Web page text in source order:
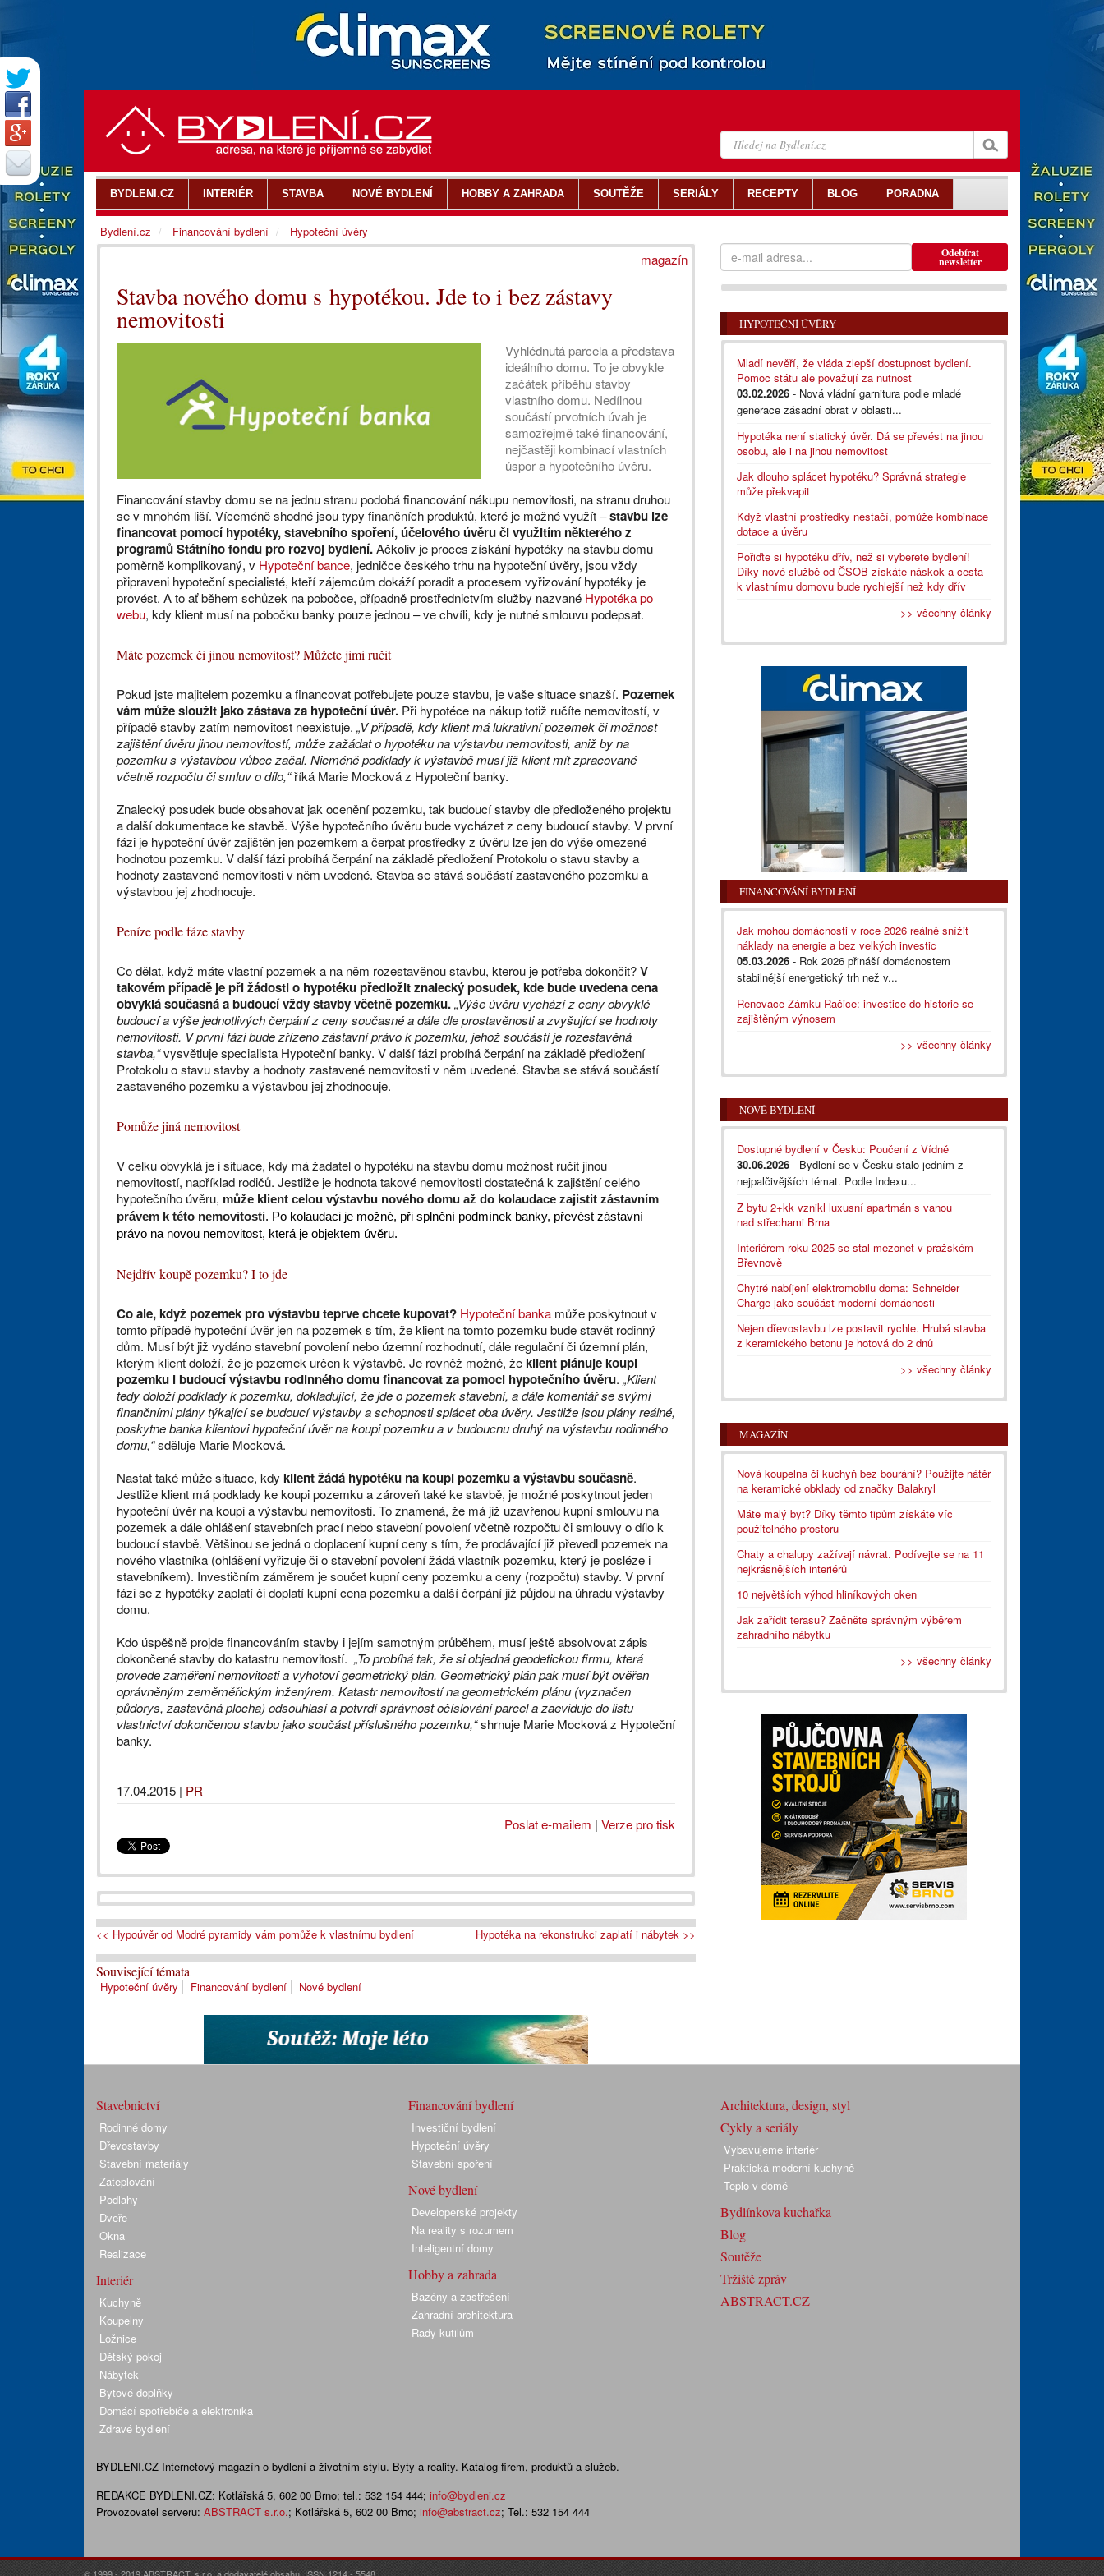
magazín
Stavba nového domu s hypotékou. Jde to i bez zástavy
nemovitosti
Vyhlédnutá parcela a představa
ideálního domu. To je obvykle
začátek příběhu stavby
vlastního domu. Nedílnou
součástí prvotních úvah je
samozřejmě také financování,
nejčastěji kombinací vlastních
úspor a hypotečního úvěru.
Financování stavby domu se na jednu stranu podobá financování nákupu nemovitosti, na stranu druhou
se v mnohém liší. Víceméně shodné jsou typy finančních produktů, které je možné využít –stavbu lze
financovat pomocí hypotéky, stavebního spoření, účelového úvěru či využitím některého z
programů Státního fondu pro rozvoj bydlení.Ačkoliv je proces získání hypotéky na stavbu domu
poměrně komplikovaný, v Hypoteční bance, jedničce českého trhu na hypoteční úvěry, jsou vždy
připraveni hypoteční specialisté, kteří zájemcům dokáží poradit a procesem vyřizování hypotéky je
provést. A to ať během schůzek na pobočce, případně prostřednictvím služby nazvané Hypotéka po
webu, kdy klient musí na pobočku banky pouze jednou – ve chvíli, kdy je nutné smlouvu podepsat.
Máte pozemek či jinou nemovitost? Můžete jimi ručit
Pokud jste majitelem pozemku a financovat potřebujete pouze stavbu, je vaše situace snazší. Pozemek
vám může sloužit jako zástava za hypoteční úvěr. Při hypotéce na nákup totiž ručíte nemovitostí, v
případě stavby zatím nemovitost neexistuje. „V případě, kdy klient má lukrativní pozemek či možnost
zajištění úvěru jinou nemovitostí, může zažádat o hypotéku na výstavbu nemovitosti, aniž by na
pozemku s výstavbou vůbec začal. Nicméně podklady k výstavbě musí již klient mít zpracované
včetně rozpočtu či smluv o dílo,“říká Marie Mocková z Hypoteční banky.
Znalecký posudek bude obsahovat jak ocenění pozemku, tak budoucí stavby dle předloženého projektu
a další dokumentace ke stavbě. Výše hypotečního úvěru bude vycházet z ceny budoucí stavby. V první
fázi je hypoteční úvěr zajištěn jen pozemkem a čerpat prostředky z úvěru lze jen do výše omezené
hodnotou pozemku. V další fázi probíhá čerpání na základě předložení Protokolu o stavu stavby a
hodnoty zastavené nemovitosti v něm uvedené. Stavba se stává součástí zastaveného pozemku a
výstavbou jej zhodnocuje.
Peníze podle fáze stavby
Co dělat, když máte vlastní pozemek a na něm rozestavěnou stavbu, kterou je potřeba dokončit?V
takovém případě je při žádosti o hypotéku předložit znalecký posudek, kde bude uvedena cena
obvyklá současná a budoucí vždy stavby včetně pozemku.„Výše úvěru vychází z ceny obvyklé
budoucí a výše jednotlivých čerpání z ceny současné a dále dle prostavěnosti a zvyšující se hodnoty
nemovitosti. V první fázi bude zřízeno zástavní právo k pozemku, jehož součástí je rozestavěná
stavba,“vysvětluje specialista Hypoteční banky. V další fázi probíhá čerpání na základě předložení
Protokolu o stavu stavby a hodnoty zastavené nemovitosti v něm uvedené. Stavba se stává součástí
zastaveného pozemku a výstavbou jej zhodnocuje.
Pomůže jiná nemovitost
V celku obvyklá je i situace, kdy má žadatel o hypotéku na stavbu domu možnost ručit jinou
nemovitostí, například rodičů. Jestliže je hodnota takové nemovitosti dostatečná k zajištění celého
hypotečního úvěru, může klient celou výstavbu nového domu až do kolaudace zajistit zástavním
právem k této nemovitosti. Po kolaudaci je možné, při splnění podmínek banky, převést zástavní
právo na novou nemovitost, která je objektem úvěru.
Nejdřív koupě pozemku? I to jde
Co ale, když pozemek pro výstavbu teprve chcete kupovat? Hypoteční banka může poskytnout v
tomto případě hypoteční úvěr jen na pozemek s tím, že klient na tomto pozemku bude stavět rodinný
dům. Musí být již vydáno stavební povolení nebo územní rozhodnutí, dále regulační či územní plán,
kterým klient doloží, že je pozemek určen k výstavbě. Je rovněž možné, žeklient plánuje koupi
pozemku i budoucí výstavbu rodinného domu financovat za pomoci hypotečního úvěru. „Klient
tedy doloží podklady k pozemku, dokladující, že jde o pozemek stavební, a dále komentář se svými
finančními plány týkající se budoucí výstavby a schopnosti splácet oba úvěry. Jestliže jsou plány reálné,
poskytne banka klientovi hypoteční úvěr na koupi pozemku a v budoucnu druhý na výstavbu rodinného
domu,“sděluje Marie Mocková.
Nastat také může situace, kdy klient žádá hypotéku na koupi pozemku a výstavbu současně.
Jestliže klient má podklady ke koupi pozemku a zároveň také ke stavbě, je možné poskytnout jeden
hypoteční úvěr na koupi a výstavbu nemovitosti. To znamená, že má již uzavřenou kupní smlouvu na
pozemek a dále ohlášení stavebních prací nebo stavební povolení včetně rozpočtu či smlouvy o dílo k
budoucí stavbě. Většinou se jedná o doplacení kupní ceny s tím, že prodávající již převedl pozemek na
nového vlastníka (ohlášení vyřizuje či o stavební povolení žádá vlastník pozemku, který je posléze i
stavebníkem). Investičním záměrem je součet kupní ceny pozemku a ceny (rozpočtu) stavby. V první
fázi se z hypotéky zaplatí či doplatí kupní cena pozemku a další čerpání již půjdou na úhradu výstavby
domu.
Kdo úspěšně projde financováním stavby i jejím samotným průběhem, musí ještě absolvovat zápis
dokončené stavby do katastru nemovitostí. „To probíhá tak, že si objedná geodetickou firmu, která
provede zaměření nemovitosti a vyhotoví geometrický plán. Geometrický plán pak musí být ověřen
oprávněným zeměměřickým inženýrem. Katastr nemovitostí na geometrickém plánu (vyznačen
půdorys, zastavěná plocha) odsouhlasí a potvrdí správnost očíslování parcel a zaeviduje do listu
vlastnictví dokončenou stavbu jako součást příslušného pozemku,“shrnuje Marie Mocková z Hypoteční
banky.
17.04.2015 | PR
Poslat e-mailem | Verze pro tisk
<< Hypoúvěr od Modré pyramidy vám pomůže k vlastnímu bydlení Hypotéka na rekonstrukci zaplatí i nábytek >>
Související témata
Hypoteční úvěry Financování bydlení Nové bydlení
Odebírat
newsletter
HYPOTEČNÍ ÚVĚRY
Mladí nevěří, že vláda zlepší dostupnost bydlení.
Pomoc státu ale považují za nutnost
03.02.2026 - Nová vládní garnitura podle mladé
generace zásadní obrat v oblasti...
Hypotéka není statický úvěr. Dá se převést na jinou
osobu, ale i na jinou nemovitost
Jak dlouho splácet hypotéku? Správná strategie
může překvapit
Když vlastní prostředky nestačí, pomůže kombinace
dotace a úvěru
Pořiďte si hypotéku dřív, než si vyberete bydlení!
Díky nové službě od ČSOB získáte náskok a cesta
k vlastnímu domovu bude rychlejší než kdy dřív
>> všechny články
FINANCOVÁNÍ BYDLENÍ
Jak mohou domácnosti v roce 2026 reálně snížit
náklady na energie a bez velkých investic
05.03.2026 - Rok 2026 přináší domácnostem
stabilnější energetický trh než v...
Renovace Zámku Račice: investice do historie se
zajištěným výnosem
>> všechny články
NOVÉ BYDLENÍ
Dostupné bydlení v Česku: Poučení z Vídně
30.06.2026 - Bydlení se v Česku stalo jedním z
nejpalčivějších témat. Podle Indexu...
Z bytu 2+kk vznikl luxusní apartmán s vanou
nad střechami Brna
Interiérem roku 2025 se stal mezonet v pražském
Břevnově
Chytré nabíjení elektromobilu doma: Schneider
Charge jako součást moderní domácnosti
Nejen dřevostavbu lze postavit rychle. Hrubá stavba
z keramického betonu je hotová do 2 dnů
>> všechny články
MAGAZÍN
Nová koupelna či kuchyň bez bourání? Použijte nátěr
na keramické obklady od značky Balakryl
Máte malý byt? Díky těmto tipům získáte víc
použitelného prostoru
Chaty a chalupy zažívají návrat. Podívejte se na 11
nejkrásnějších interiérů
10 největších výhod hliníkových oken
Jak zařídit terasu? Začněte správným výběrem
zahradního nábytku
>> všechny články
BYDLENI.CZ INTERIÉR STAVBA NOVÉ BYDLENÍ HOBBY A ZAHRADA SOUTĚŽE SERIÁLY RECEPTY BLOG PORADNA
Bydlení.cz Financování bydlení Hypoteční úvěry
Stavebnictví
Rodinné domy
Dřevostavby
Stavební materiály
Zateplování
Podlahy
Dveře
Okna
Realizace
Interiér
Kuchyně
Koupelny
Ložnice
Dětský pokoj
Nábytek
Bytové doplňky
Domácí spotřebiče a elektronika
Zdravé bydlení
Financování bydlení
Investiční bydlení
Hypoteční úvěry
Stavební spoření
Nové bydlení
Developerské projekty
Na reality s rozumem
Inteligentní domy
Hobby a zahrada
Bazény a zastřešení
Zahradní architektura
Rady kutilům
Architektura, design, styl
Cykly a seriály
Vybavujeme interiér
Praktická moderní kuchyně
Teplo v domě
Bydlínkova kuchařka
Blog
Soutěže
Tržiště zpráv
ABSTRACT.CZ
BYDLENI.CZ Internetový magazín o bydlení a životním stylu. Byty a reality. Katalog firem, produktů a služeb.
REDAKCE BYDLENI.CZ: Kotlářská 5, 602 00 Brno; tel.: 532 154 444; info@bydleni.cz
Provozovatel serveru: ABSTRACT s.r.o.; Kotlářská 5, 602 00 Brno; info@abstract.cz; Tel.: 532 154 444